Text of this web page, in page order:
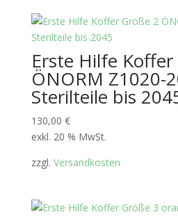
Erste Hilfe
ÖNORM Z1020-
Sterilteile bis
130,00 €
exkl. 20 % MwSt.
zzgl. Versandkosten